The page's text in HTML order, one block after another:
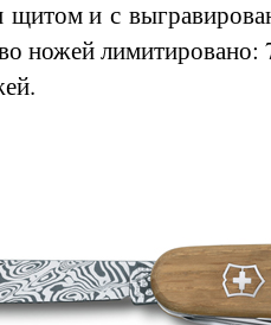
щитом и с
ножей лимитировано: